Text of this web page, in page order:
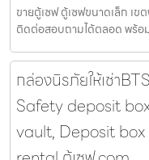
ขายตู้เซฟ ตู้เซฟขนาดเล็ก เ
ติดต่อสอบถามได้ตลอด พร้อ
กล่องนิรภัยให้เช่า
Safety deposit
vault, Deposit